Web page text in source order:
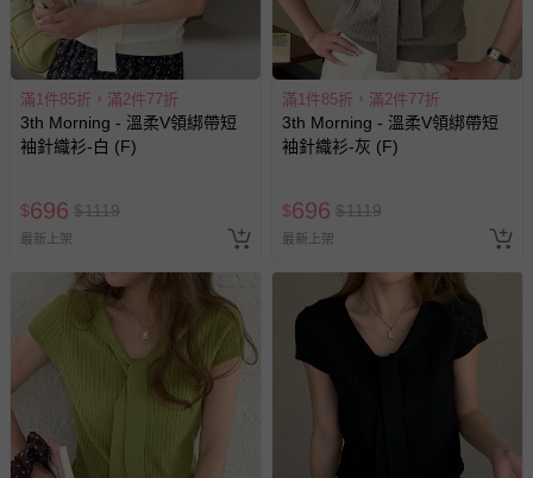
滿1件85折，滿2件77折
3th Morning - 溫柔V領綁帶短
袖針織衫-白 (F)
$696 $1119
最新上架
滿1件85折，滿2件77折
3th Morning - 溫柔V領綁帶短
袖針織衫-灰 (F)
$696 $1119
最新上架